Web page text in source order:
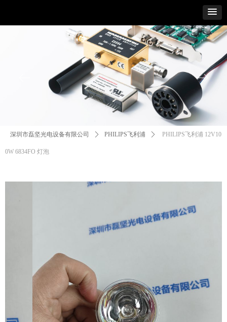
ꁹ
深圳市磊坚光电设备有限公司 ꄲ PHILIPS飞利浦 ꄲ PHILIPS飞利浦 12V10
0W 6834FO 灯泡